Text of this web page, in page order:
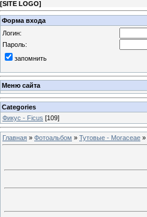
[SITE LOGO]
Форма входа
Логин:
Пароль:
запомнить
Меню сайта
Categories
Фикус - Ficus [109]
Главная » Фотоальбом » Тутовые - Moraceae »